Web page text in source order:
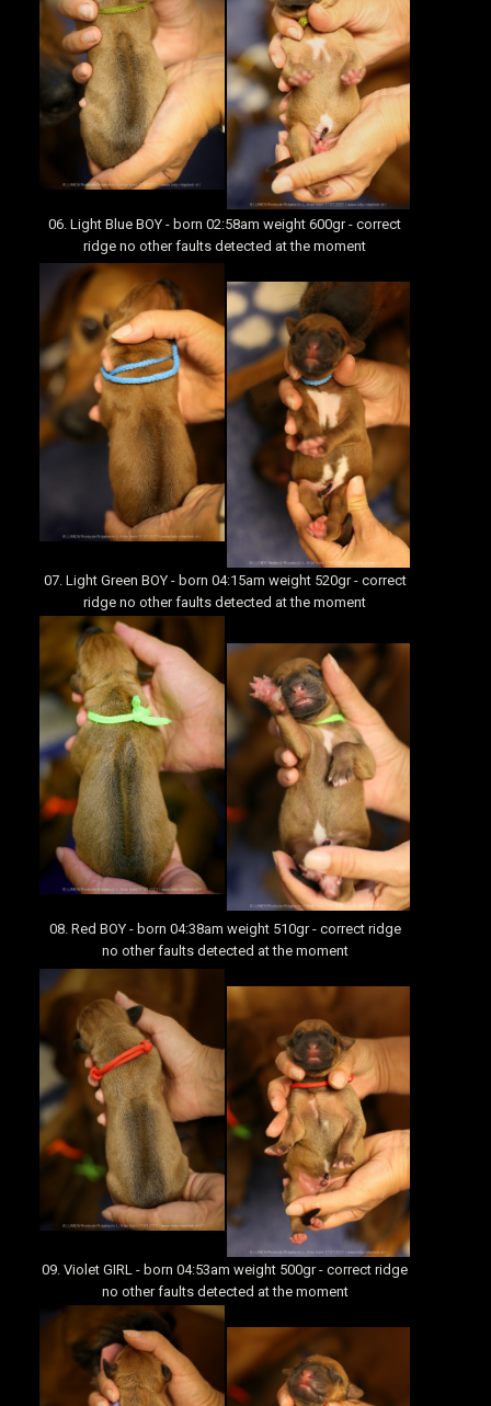
06. Light Blue BOY - born 02:58am weight 600gr - correct
ridge no other faults detected at the moment
07. Light Green BOY - born 04:15am weight 520gr - correct
ridge no other faults detected at the moment
08. Red BOY - born 04:38am weight 510gr - correct ridge
no other faults detected at the moment
09. Violet GIRL - born 04:53am weight 500gr - correct ridge
no other faults detected at the moment